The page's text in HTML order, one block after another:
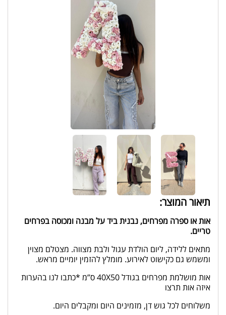
תיאור המוצר:
אות או ספרה מפרחים, נבנית ביד על מבנה ומכוסה בפרחים
טריים.
מתאים ללידה, ליום הולדת עגול ולבת מצווה. מצטלם מצוין
ומשמש גם כקישוט לאירוע. מומלץ להזמין יומיים מראש.
אות מושלמת מפרחים בגודל 40X50 ס”מ *כתבו לנו בהערות
איזה אות תרצו
משלוחים לכל גוש דן, מזמינים היום ומקבלים היום.